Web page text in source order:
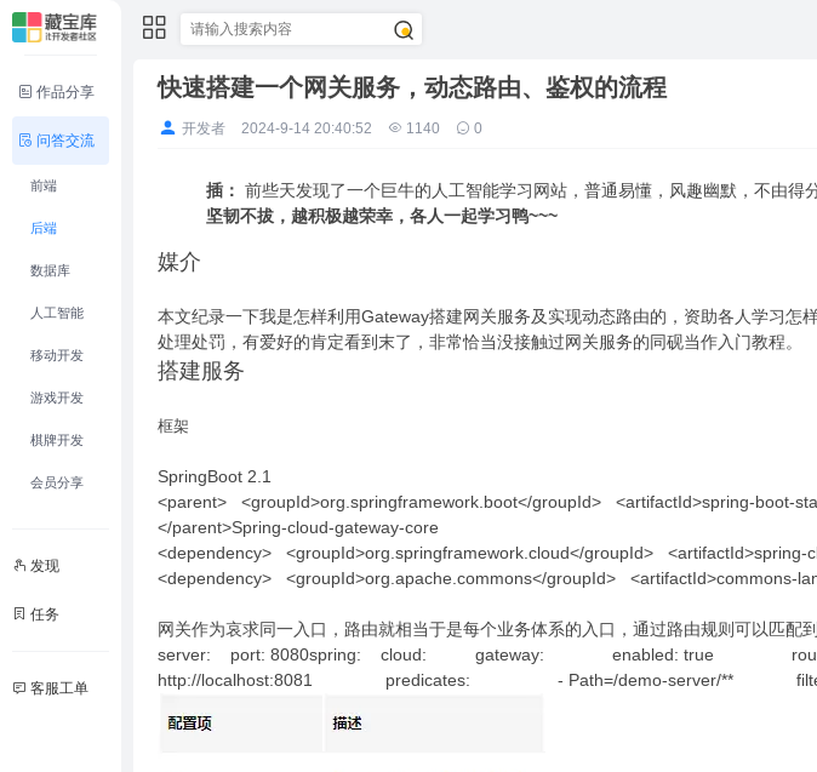
作品分享
问答交流
前端
后端
数据库
人工智能
移动开发
游戏开发
棋牌开发
会员分享
发现
任务
客服工单
快速搭建一个网关服务，动态路由、鉴权的流程
开发者 2024-9-14 20:40:52 1140 0
插： 前些天发现了一个巨牛的人工智能学习网站，普通易懂，风趣幽默，不由得
坚韧不拔，越积极越荣幸，各人一起学习鸭~~~
媒介
本文纪录一下我是怎样利用Gateway搭建网关服务及实现动态路由的，资助各人学习怎
处理处罚，有爱好的肯定看到末了，非常恰当没接触过网关服务的同砚当作入门教程。
搭建服务
框架
SpringBoot 2.1
<parent> <groupId>org.springframework.boot</groupId> <artifactId>spring-boot-
</parent>Spring-cloud-gateway-core
<dependency> <groupId>org.springframework.cloud</groupId> <artifactId>spring-
<dependency> <groupId>org.apache.commons</groupId> <artifactId>commons-
网关作为哀求同一入口，路由就相当于是每个业务体系的入口，通过路由规则可以匹配
server: port: 8080spring: cloud: gateway: enabled:
http://localhost:8081 predicates: - Path=/demo-server/**